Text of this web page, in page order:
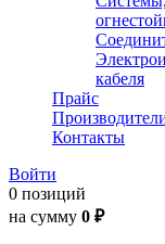
кабеля
Прайс
Контакты
Войти
0 позиций
на сумму 0 ₽